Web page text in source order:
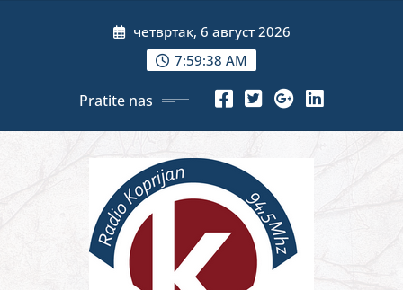
четвртак, 6 август 2026
7:59:39 AM
Pratite nas